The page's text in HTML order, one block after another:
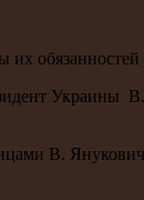
Украины В.
В.